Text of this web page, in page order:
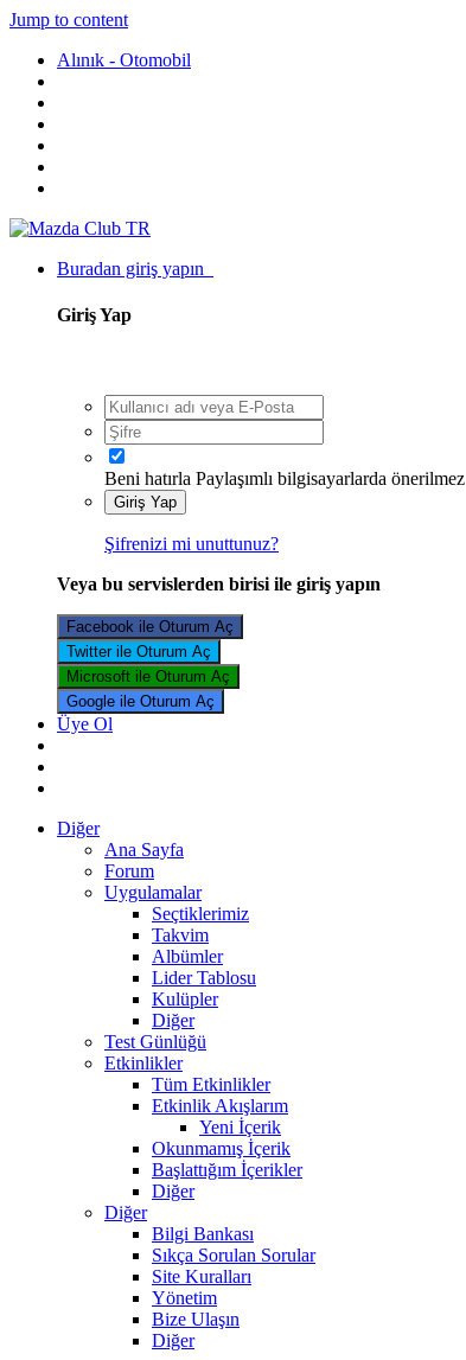
Jump to content
Alınık - Otomobil
Buradan giriş yapın
Giriş Yap
Beni hatırla Paylaşımlı bilgisayarlarda önerilmez
Giriş Yap
Şifrenizi mi unuttunuz?
Veya bu servislerden birisi ile giriş yapın
Facebook ile Oturum Aç
Twitter ile Oturum Aç
Microsoft ile Oturum Aç
Google ile Oturum Aç
Üye Ol
Diğer
Ana Sayfa
Forum
Uygulamalar
Seçtiklerimiz
Takvim
Albümler
Lider Tablosu
Kulüpler
Diğer
Test Günlüğü
Etkinlikler
Tüm Etkinlikler
Etkinlik Akışlarım
Yeni İçerik
Okunmamış İçerik
Başlattığım İçerikler
Diğer
Diğer
Bilgi Bankası
Sıkça Sorulan Sorular
Site Kuralları
Yönetim
Bize Ulaşın
Diğer